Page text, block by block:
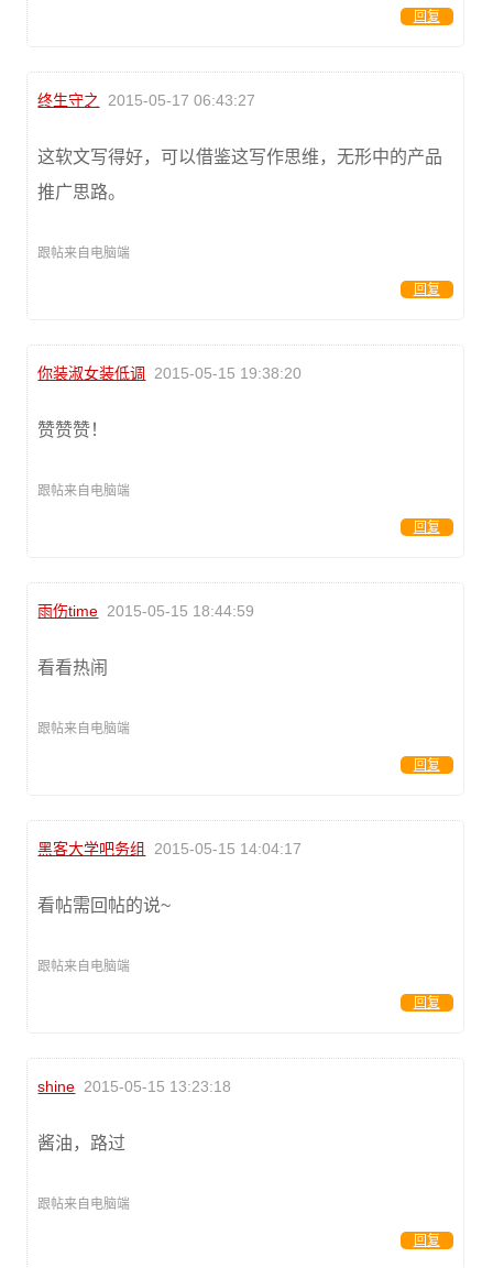
回复
终生守之 2015-05-17 06:43:27
这软文写得好，可以借鉴这写作思维，无形中的产品
推广思路。
跟帖来自电脑端
回复
你装淑女装低调 2015-05-15 19:38:20
赞赞赞！
跟帖来自电脑端
回复
雨伤time 2015-05-15 18:44:59
看看热闹
跟帖来自电脑端
回复
黑客大学吧务组 2015-05-15 14:04:17
看帖需回帖的说~
跟帖来自电脑端
回复
shine 2015-05-15 13:23:18
酱油，路过
跟帖来自电脑端
回复